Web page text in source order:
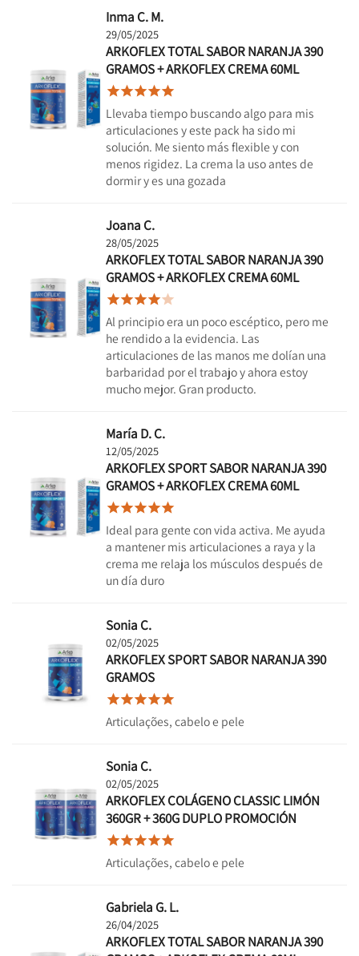
Inma C. M.
29/05/2025
ARKOFLEX TOTAL SABOR NARANJA 390
GRAMOS + ARKOFLEX CREMA 60ML

Llevaba tiempo buscando algo para mis
articulaciones y este pack ha sido mi
solución. Me siento más flexible y con
menos rigidez. La crema la uso antes de
dormir y es una gozada
Joana C.
28/05/2025
ARKOFLEX TOTAL SABOR NARANJA 390
GRAMOS + ARKOFLEX CREMA 60ML

Al principio era un poco escéptico, pero me
he rendido a la evidencia. Las
articulaciones de las manos me dolían una
barbaridad por el trabajo y ahora estoy
mucho mejor. Gran producto.
María D. C.
12/05/2025
ARKOFLEX SPORT SABOR NARANJA 390
GRAMOS + ARKOFLEX CREMA 60ML

Ideal para gente con vida activa. Me ayuda
a mantener mis articulaciones a raya y la
crema me relaja los músculos después de
un día duro
Sonia C.
02/05/2025
ARKOFLEX SPORT SABOR NARANJA 390
GRAMOS

Articulações, cabelo e pele
Sonia C.
02/05/2025
ARKOFLEX COLÁGENO CLASSIC LIMÓN
360GR + 360G DUPLO PROMOCIÓN

Articulações, cabelo e pele
Gabriela G. L.
26/04/2025
ARKOFLEX TOTAL SABOR NARANJA 390